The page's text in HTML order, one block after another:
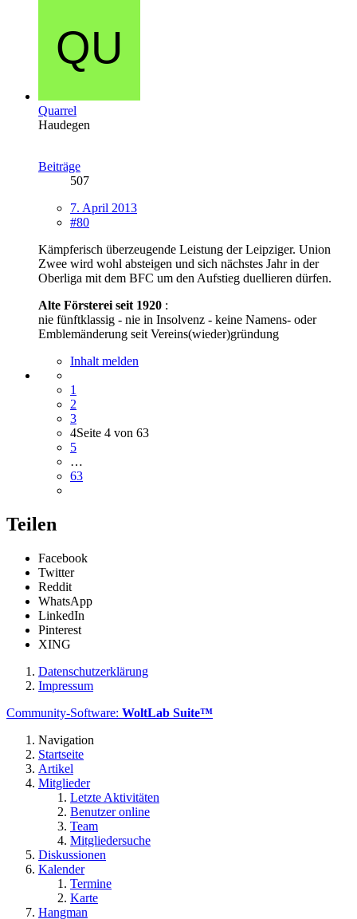
Quarrel
Haudegen
Beiträge
507
7. April 2013
#80
Kämpferisch überzeugende Leistung der Leipziger. Union
Zwee wird wohl absteigen und sich nächstes Jahr in der
Oberliga mit dem BFC um den Aufstieg duellieren dürfen.
Alte Försterei seit 1920 :
nie fünftklassig - nie in Insolvenz - keine Namens- oder
Emblemänderung seit Vereins(wieder)gründung
Inhalt melden
1
2
3
4Seite 4 von 63
5
…
63
Teilen
Facebook
Twitter
Reddit
WhatsApp
LinkedIn
Pinterest
XING
Datenschutzerklärung
Impressum
Community-Software: WoltLab Suite™
Navigation
Startseite
Artikel
Mitglieder
Letzte Aktivitäten
Benutzer online
Team
Mitgliedersuche
Diskussionen
Kalender
Termine
Karte
Hangman